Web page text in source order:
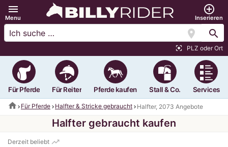
menu
Menu
add_circle_outline
Inserieren
location_on search
center_focus_strong PLZ oder Ort
Für Pferde Für Reiter Pferde kaufen Stall & Co. Services
home Für Pferde Halfter & Stricke gebraucht Halfter, 2073 Angebote
Halfter gebraucht kaufen
Derzeit beliebt trending_up